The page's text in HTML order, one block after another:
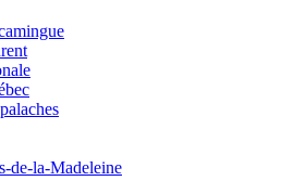
de-la-Madeleine